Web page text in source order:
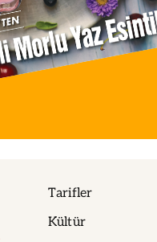
Tarifler
Kültür